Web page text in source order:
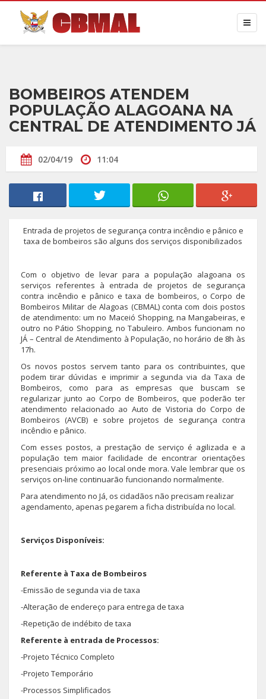
BOMBEIROS ATENDEM
POPULAÇÃO ALAGOANA NA
CENTRAL DE ATENDIMENTO JÁ
02/04/19 11:04
Entrada de projetos de segurança contra incêndio e pânico e
taxa de bombeiros são alguns dos serviços disponibilizados
Com o objetivo de levar para a população alagoana os
serviços referentes à entrada de projetos de segurança
contra incêndio e pânico e taxa de bombeiros, o Corpo de
Bombeiros Militar de Alagoas (CBMAL) conta com dois postos
de atendimento: um no Maceió Shopping, na Mangabeiras, e
outro no Pátio Shopping, no Tabuleiro. Ambos funcionam no
JÁ – Central de Atendimento à População, no horário de 8h às
17h.
Os novos postos servem tanto para os contribuintes, que
podem tirar dúvidas e imprimir a segunda via da Taxa de
Bombeiros, como para as empresas que buscam se
regularizar junto ao Corpo de Bombeiros, que poderão ter
atendimento relacionado ao Auto de Vistoria do Corpo de
Bombeiros (AVCB) e sobre projetos de segurança contra
incêndio e pânico.
Com esses postos, a prestação de serviço é agilizada e a
população tem maior facilidade de encontrar orientações
presenciais próximo ao local onde mora. Vale lembrar que os
serviços on-line continuarão funcionando normalmente.
Para atendimento no Já, os cidadãos não precisam realizar
agendamento, apenas pegarem a ficha distribuída no local.
Serviços Disponíveis:
Referente à Taxa de Bombeiros
-Emissão de segunda via de taxa
-Alteração de endereço para entrega de taxa
-Repetição de indébito de taxa
Referente à entrada de Processos:
-Projeto Técnico Completo
-Projeto Temporário
-Processos Simplificados